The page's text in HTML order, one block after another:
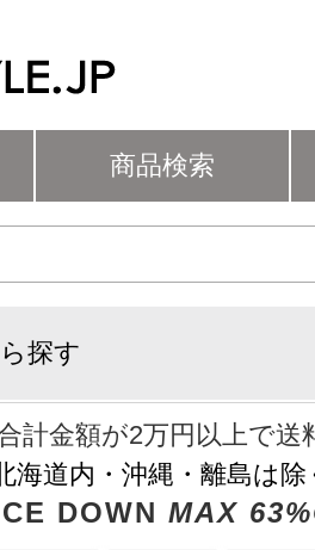
商品検索
探す
計金額が2万円以上で送
海道内・沖縄・離島は
DOWN MAX